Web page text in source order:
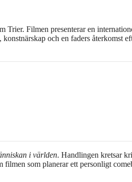
Trier. Filmen presenterar en
och en faders återkomst
i världen. Handlingen kretsar
som planerar ett personligt